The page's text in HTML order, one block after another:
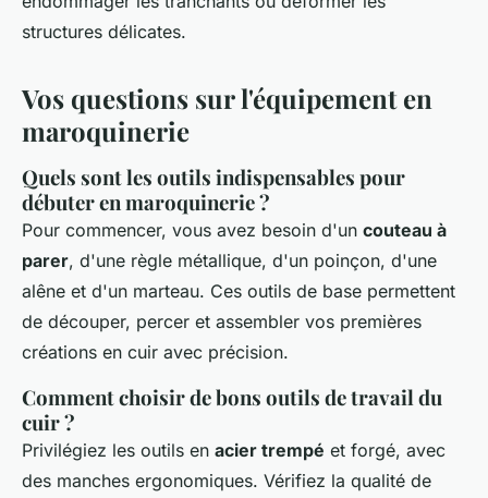
structures délicates.
Vos questions sur l'équipement en
maroquinerie
Quels sont les outils indispensables pour
débuter en maroquinerie ?
Pour commencer, vous avez besoin d'un couteau à
parer, d'une règle métallique, d'un poinçon, d'une
alêne et d'un marteau. Ces outils de base permettent
de découper, percer et assembler vos premières
créations en cuir avec précision.
Comment choisir de bons outils de travail du
cuir ?
Privilégiez les outils en acier trempé et forgé, avec
des manches ergonomiques. Vérifiez la qualité de